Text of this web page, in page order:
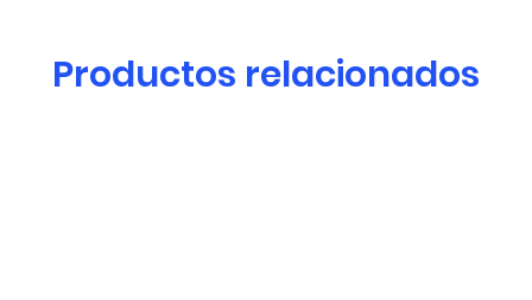
Productos relacionados